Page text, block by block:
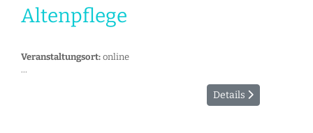
Altenpflege
Veranstaltungsort: online
...
Details